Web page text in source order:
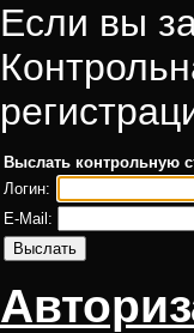
Если вы
Выслать контрольную
Логин:
E-Mail: